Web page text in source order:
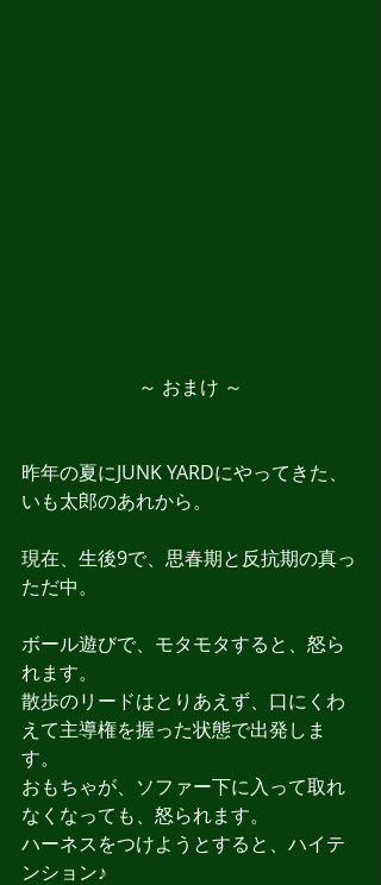
～ おまけ ～
昨年の夏にJUNK YARDにやってきた、
いも太郎のあれから。
現在、生後9で、思春期と反抗期の真っ
ただ中。
ボール遊びで、モタモタすると、怒ら
れます。
散歩のリードはとりあえず、口にくわ
えて主導権を握った状態で出発しま
す。
おもちゃが、ソファー下に入って取れ
なくなっても、怒られます。
ハーネスをつけようとすると、ハイテ
ンション♪